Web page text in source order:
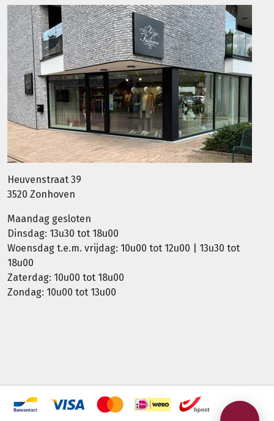
Heuvenstraat 39
3520 Zonhoven
Maandag gesloten
Dinsdag: 13u30 tot 18u00
Woensdag t.e.m. vrijdag: 10u00 tot 12u00 | 13u30 tot
18u00
Zaterdag: 10u00 tot 18u00
Zondag: 10u00 tot 13u00